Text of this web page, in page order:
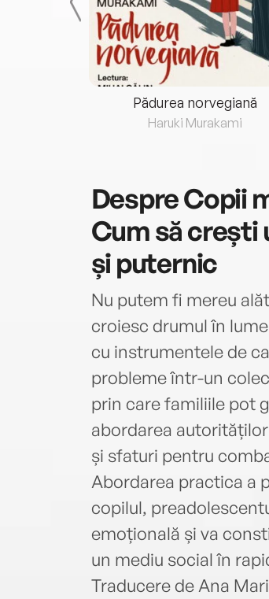
Pădurea norvegiană
Haruki Murakami
DespreCopii
Cum să crești
și puternic
Nu putem fi mereu
croiesc drumul în
cu instrumentele de
probleme într-un
prin care familiile pot
abordarea
și sfaturi pentru
Abordarea practica a
copilul,
emoțională și va
un mediu social în
Traducere de Ana